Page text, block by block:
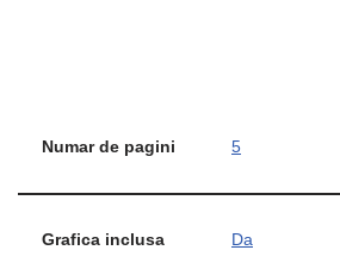
Numar de pagini 5
Grafica inclusa Da